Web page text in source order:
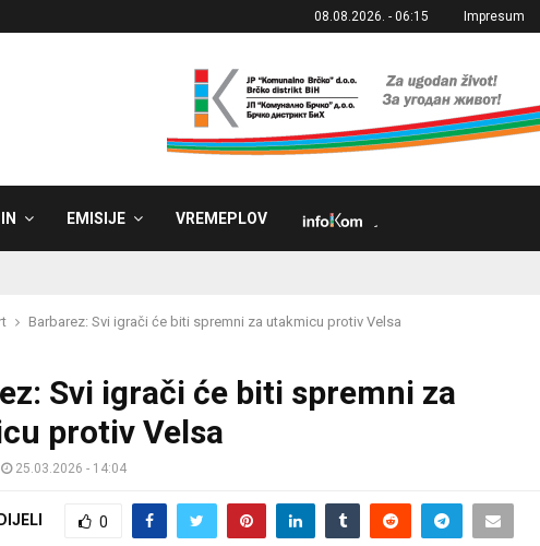
08.08.2026. - 06:15 Impresum
EMISIJE VREMEPLOV
Barbarez: Svi igrači će biti spremni za utakmicu protiv Velsa
Svi igrači će biti spremni za
protiv Velsa
25.03.2026 - 14:04
0